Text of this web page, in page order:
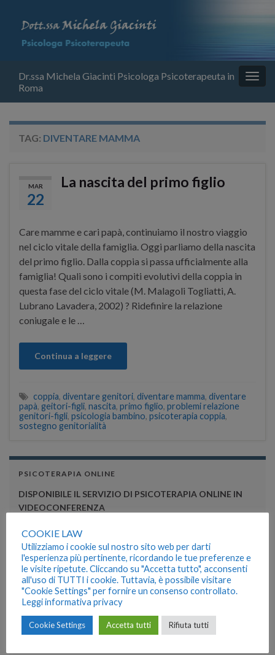
Dr.ssa Michela Giacinti Psicologa Psicoterapeuta in
Roma
TAG: DIVENTARE MAMMA
MAR
22
La nascita del primo figlio
Care mamme e cari papà, continuiamo il nostro viaggio
nel ciclo vitale della famiglia. Oggi parliamo della nascita
del primo figlio. Dalla coppia si passa ufficialmente alla
famiglia! Quali sono i compiti evolutivi della coppia in
questa fase del ciclo vitale (M. Malagoli Togliatti, A.
Lubrano Lavadera, 2002) ? Ridefinire la relazione
coniugale e le …
Continua a leggere
coppia, diventare genitori, diventare mamma, diventare
papà, geitori-figli, nascita, primo figlio, problemi relazione
genitori-figli, psicologia bambino, psicoterapia coppia,
sostegno genitorialità
PSICOTERAPIA ONLINE
DISPONIBILE IL SERVIZIO DI PSICOTERAPIA ONLINE IN
VIDEOCONFERENZA
email: giacinti.michela@gmail.com
ARTICOLI RECENTI
La psicoterapia per psicologi in formazione
IL MIO PROFILO PROFESSIONALE
COOKIE LAW
Utilizziamo i cookie sul nostro sito web per darti
l'esperienza più pertinente, ricordando le tue preferenze e
le visite ripetute. Cliccando su "Accetta tutto", acconsenti
all'uso di TUTTI i cookie. Tuttavia, è possibile visitare
"Cookie Settings" per fornire un consenso controllato.
Leggi informativa privacy
Cookie Settings Accetta tutti Rifiuta tutti